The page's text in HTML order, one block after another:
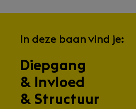
In deze baan vind je:
Diepgang
& Invloed
& Structuur